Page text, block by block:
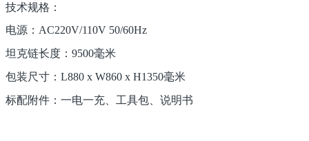
技术规格：
电源：AC220V/110V 50/60Hz
坦克链长度：9500毫米
包装尺寸：L880 x W860 x H1350毫米
标配附件：一电一充、工具包、说明书